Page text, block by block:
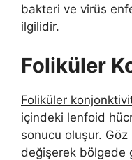
bakteri ve virüs
ilgilidir.
Foliküler
Foliküler
içindeki lenfoid
sonucu oluşur. Göz
değişerek bölgede